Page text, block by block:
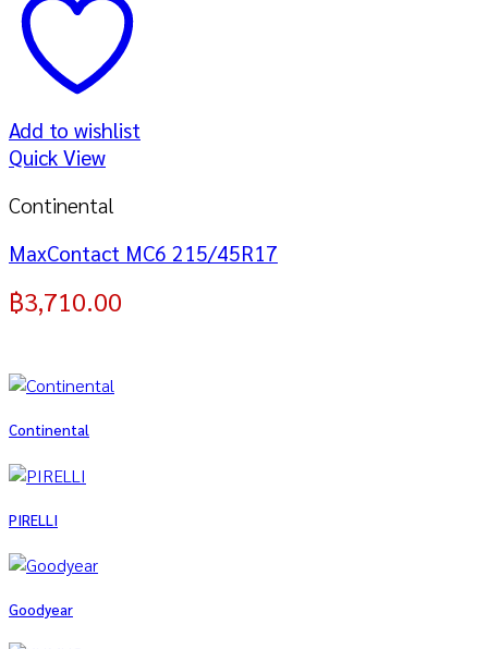
Add to wishlist
Quick View
Continental
MaxContact MC6 215/45R17
฿3,710.00
Continental
PIRELLI
Goodyear